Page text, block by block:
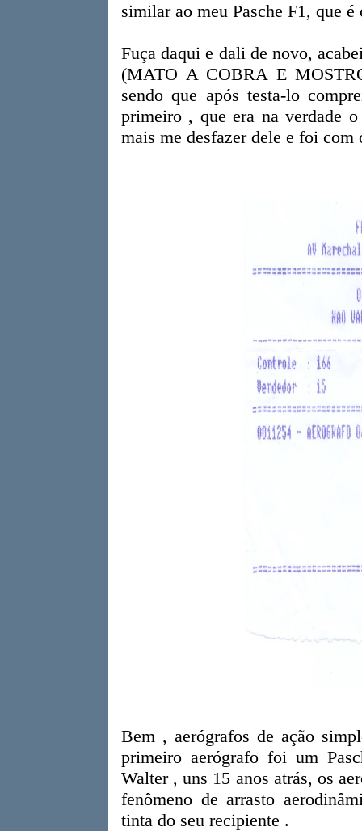
similar ao meu Pasche F1, que
Fuça daqui e dali de novo,
(MATO A COBRA E
sendo que após testa-lo
primeiro , que era na verdade
mais me desfazer dele e foi
Bem , aerógrafos de ação
primeiro aerógrafo foi um
Walter , uns 15 anos atrás, os
fenômeno de arrasto
tinta do seu recipiente .